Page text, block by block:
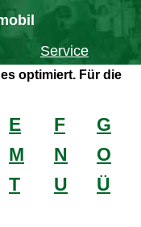
Service
optimiert. Für die
E F
G
M N
O
T U
Ü